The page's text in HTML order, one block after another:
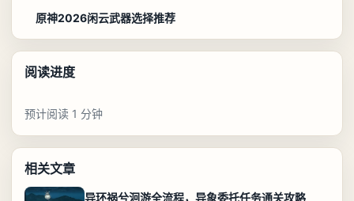
原神2026闲云武器选择推荐
阅读进度
预计阅读 1 分钟
相关文章
异环祸兮洄游全流程，异象委托任务通关攻略